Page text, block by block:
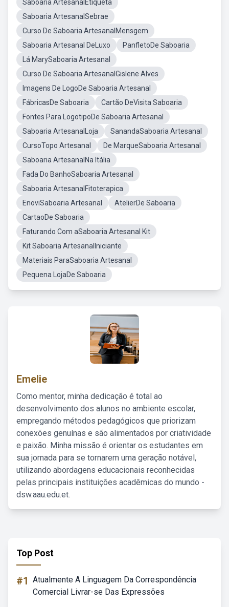
Saboaria ArtesanalEtiqueta
Saboaria ArtesanalSebrae
Curso De Saboaria ArtesanalMensgem
Saboaria Artesanal DeLuxo
PanfletoDe Saboaria
Lá MarySaboaria Artesanal
Curso De Saboaria ArtesanalGislene Alves
Imagens De LogoDe Saboaria Artesanal
FábricasDe Saboaria
Cartão DeVisita Saboaria
Fontes Para LogotipoDe Saboaria Artesanal
Saboaria ArtesanalLoja
SanandaSaboaria Artesanal
CursoTopo Artesanal
De MarqueSaboaria Artesanal
Saboaria ArtesanalNa Itália
Fada Do BanhoSaboaria Artesanal
Saboaria ArtesanalFitoterapica
EnoviSaboaria Artesanal
AtelierDe Saboaria
CartaoDe Saboaria
Faturando Com aSaboaria Artesanal Kit
Kit Saboaria ArtesanalIniciante
Materiais ParaSaboaria Artesanal
Pequena LojaDe Saboaria
Emelie
Como mentor, minha dedicação é total ao
desenvolvimento dos alunos no ambiente escolar,
empregando métodos pedagógicos que priorizam
conexões genuínas e são alimentados por criatividade
e paixão. Minha missão é orientar os estudantes em
sua jornada para se tornarem uma geração notável,
utilizando abordagens educacionais reconhecidas
pelas principais instituições acadêmicas do mundo -
dsw.aau.edu.et.
Top Post
#1 Atualmente A Linguagem Da Correspondência
Comercial Livrar-se Das Expressões